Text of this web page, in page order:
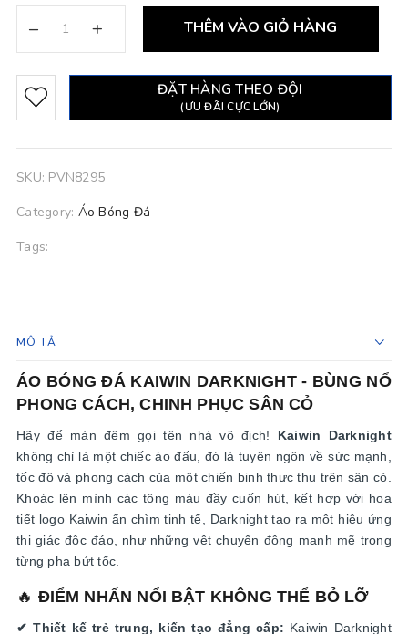
– + THÊM VÀO GIỎ HÀNG
ĐẶT HÀNG THEO ĐỘI
(ƯU ĐÃI CỰC LỚN)
SKU: PVN8295
Category: Áo Bóng Đá
Tags:
MÔ TẢ
ÁO BÓNG ĐÁ KAIWIN DARKNIGHT - BÙNG NỔ
PHONG CÁCH, CHINH PHỤC SÂN CỎ
Hãy để màn đêm gọi tên nhà vô địch! Kaiwin Darknight
không chỉ là một chiếc áo đấu, đó là tuyên ngôn về sức mạnh,
tốc độ và phong cách của một chiến binh thực thụ trên sân cỏ.
Khoác lên mình các tông màu đầy cuốn hút, kết hợp với hoạ
tiết logo Kaiwin ẩn chìm tinh tế, Darknight tạo ra một hiệu ứng
thị giác độc đáo, như những vệt chuyển động mạnh mẽ trong
từng pha bứt tốc.
🔥 ĐIỂM NHẤN NỔI BẬT KHÔNG THỂ BỎ LỠ
✔ Thiết kế trẻ trung, kiến tạo đẳng cấp: Kaiwin Darknight